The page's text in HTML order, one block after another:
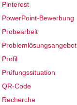
Pinterest
PowerPoint-Bewerbung
Probearbeit
Problemlösungsangebot
Profil
Prüfungssituation
QR-Code
Recherche